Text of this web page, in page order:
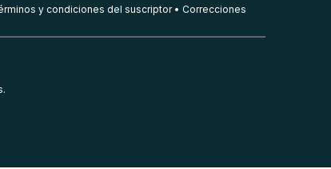
y condiciones del suscriptor Correcciones